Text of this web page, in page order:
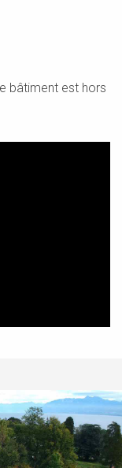
bâtiment est hors